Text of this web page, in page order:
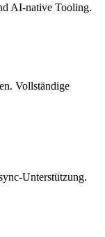
AI-native Tooling.
Vollständige
Unterstützung.